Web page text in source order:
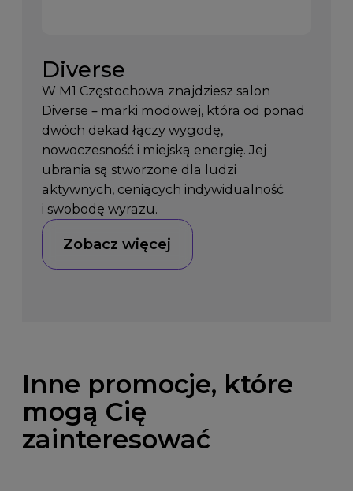
Diverse
W M1 Częstochowa znajdziesz salon
Diverse – marki modowej, która od ponad
dwóch dekad łączy wygodę,
nowoczesność i miejską energię. Jej
ubrania są stworzone dla ludzi
aktywnych, ceniących indywidualność
i swobodę wyrazu.
Zobacz więcej
Inne promocje, które
mogą Cię
zainteresować